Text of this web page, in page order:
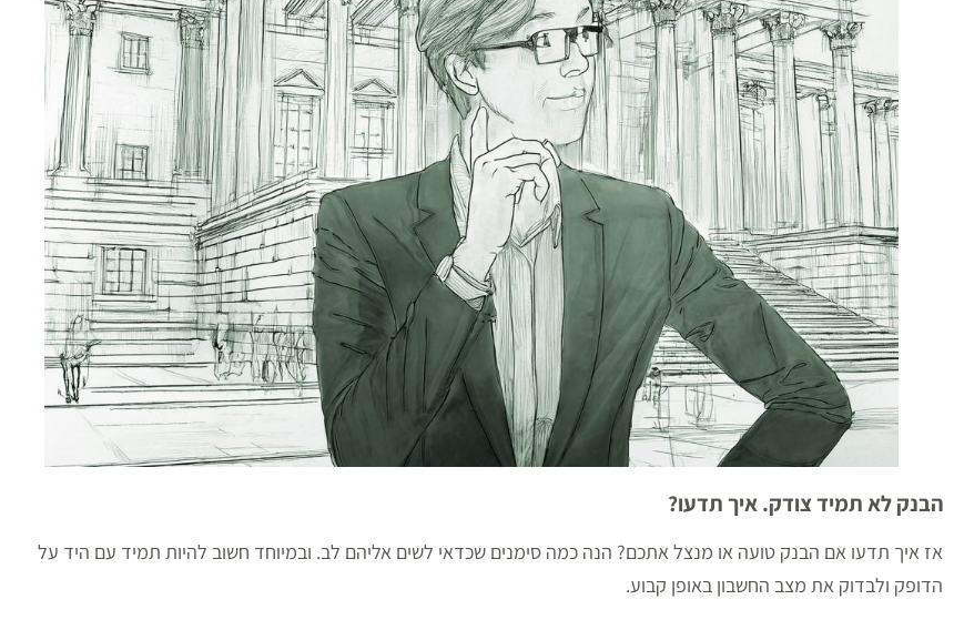
הבנק לא תמיד צודק. איך תדעו?
אז איך תדעו אם הבנק טועה או מנצל אתכם? הנה כמה סימנים שכדאי לשים אליהם לב. ובמיוחד חשוב להיות תמיד עם היד על
הדופק ולבדוק את מצב החשבון באופן קבוע.